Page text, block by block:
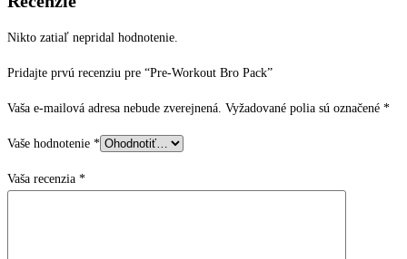
Nikto zatiaľ nepridal hodnotenie.
Pridajte prvú recenziu pre “Pre-Workout Bro Pack”
Vaša e-mailová adresa nebude zverejnená. Vyžadované polia sú označené *
Vaše hodnotenie *
Vaša recenzia *